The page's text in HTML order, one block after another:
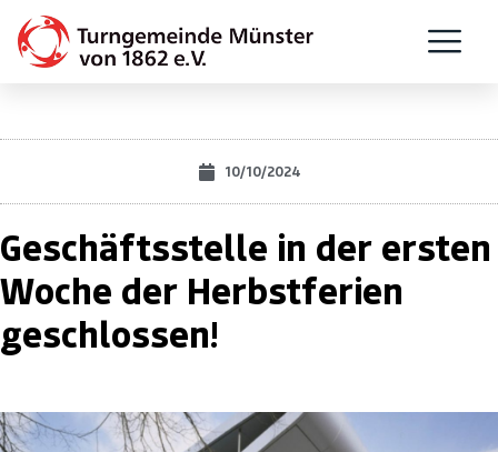
10/10/2024
Geschäftsstelle in der ersten
Woche der Herbstferien
geschlossen!